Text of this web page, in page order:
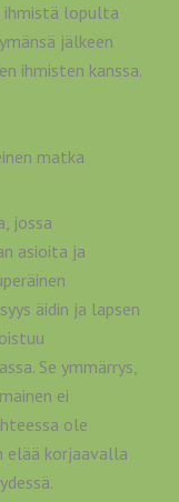
ihmistä lopulta
jälkeen
ihmisten kanssa.
matka
jossa
asioita ja
äidin ja lapsen
Se ymmärrys,
ei
ole
elää korjaavalla